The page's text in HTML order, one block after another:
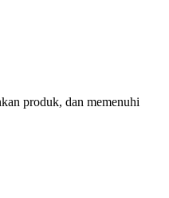
produk, dan memenuhi